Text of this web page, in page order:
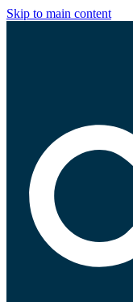
Skip to main content